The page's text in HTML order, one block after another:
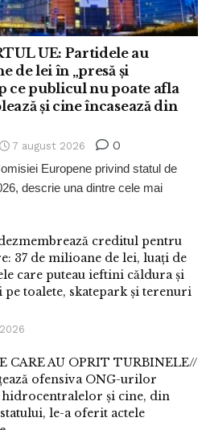
UE: Partidele au
de lei în „presă și
ce publicul nu poate afla
și cine încasează din
7 august 2026 0
Europene privind statul de
descrie una dintre cele mai
creditul pentru
37 de milioane de lei, luați de
care puteau ieftini căldura și
toalete, skatepark și terenuri
CARE AU OPRIT TURBINELE//
ofensiva ONG-urilor
și cine, din
le-a oferit actele